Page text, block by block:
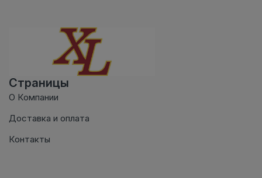
Страницы
О Компании
Доставка и оплата
Контакты